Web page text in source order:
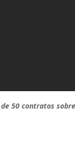
50 contratos